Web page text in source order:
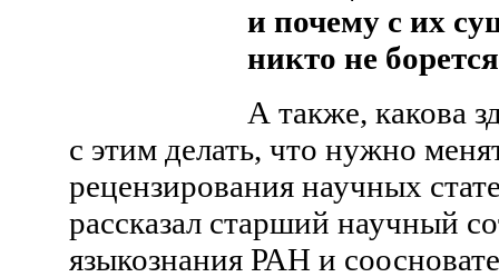
и почему с их
никто не борется
А также, какова
с этим делать, что нужно
рецензирования научных
рассказал старший научный
языкознания РАН и